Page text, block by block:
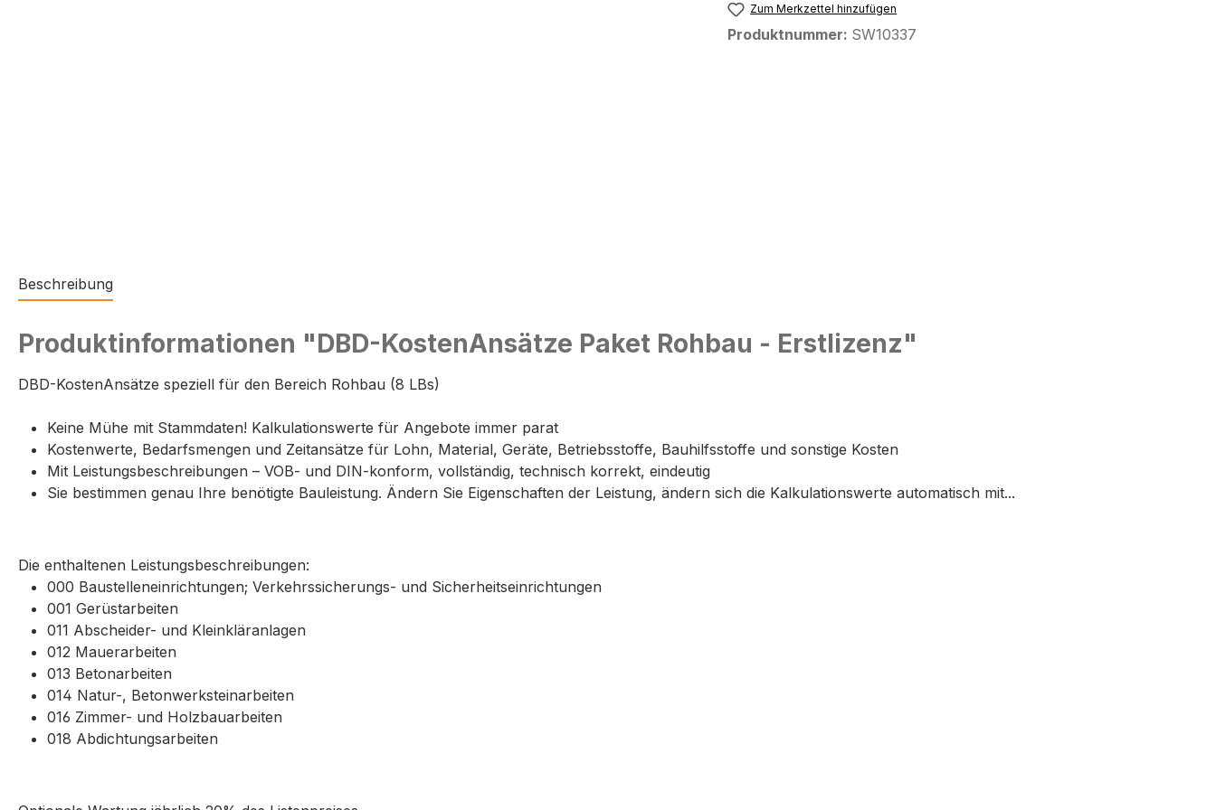
Zum Merkzettel hinzufügen
Produktnummer: SW10337
Beschreibung
Produktinformationen "DBD-KostenAnsätze Paket Rohbau - Erstlizenz"
DBD-KostenAnsätze speziell für den Bereich Rohbau (8 LBs)
Keine Mühe mit Stammdaten! Kalkulationswerte für Angebote immer parat
Kostenwerte, Bedarfsmengen und Zeitansätze für Lohn, Material, Geräte, Betriebsstoffe, Bauhilfsstoffe und sonstige Kosten
Mit Leistungsbeschreibungen – VOB- und DIN-konform, vollständig, technisch korrekt, eindeutig
Sie bestimmen genau Ihre benötigte Bauleistung. Ändern Sie Eigenschaften der Leistung, ändern sich die Kalkulationswerte automatisch mit...
Die enthaltenen Leistungsbeschreibungen:
000 Baustelleneinrichtungen; Verkehrssicherungs- und Sicherheitseinrichtungen
001 Gerüstarbeiten
011 Abscheider- und Kleinkläranlagen
012 Mauerarbeiten
013 Betonarbeiten
014 Natur-, Betonwerksteinarbeiten
016 Zimmer- und Holzbauarbeiten
018 Abdichtungsarbeiten